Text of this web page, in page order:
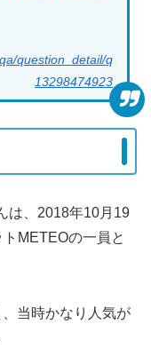
question_detail/q
13298474923
は、2018年10月19
METEOの一員と
当時かなり人気が